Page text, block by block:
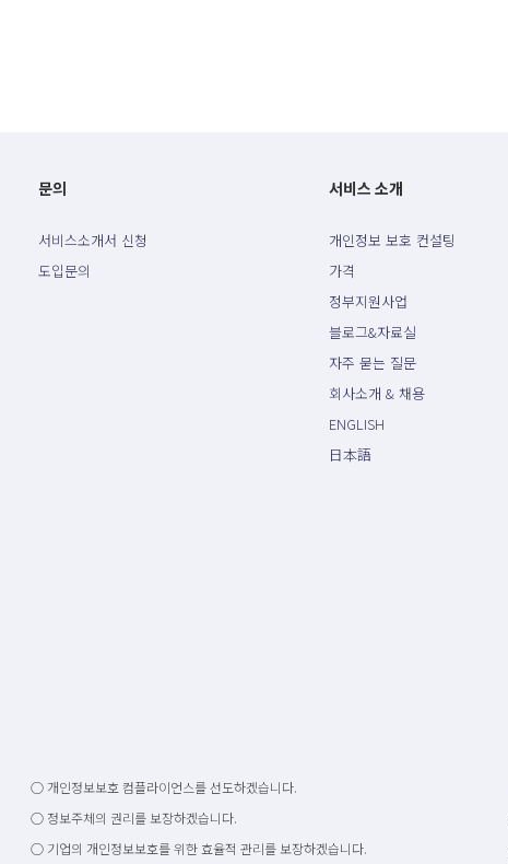
문의
서비스소개서 신청
도입문의
서비스 소개
개인정보 보호 컨설팅
가격
정부지원사업
블로그&자료실
자주 묻는 질문
회사소개 & 채용
ENGLISH
日本語
○ 개인정보보호 컴플라이언스를 선도하겠습니다.
○ 정보주체의 권리를 보장하겠습니다.
○ 기업의 개인정보보호를 위한 효율적 관리를 보장하겠습니다.